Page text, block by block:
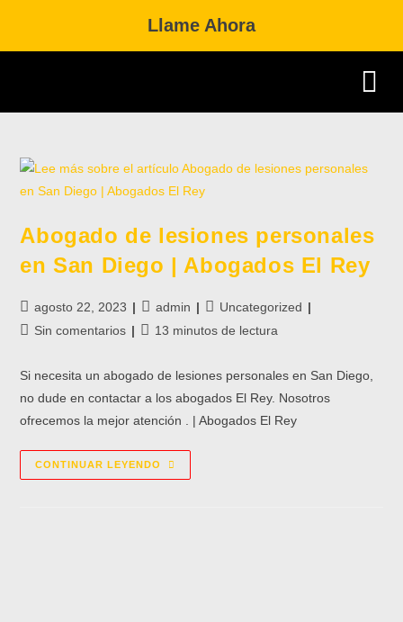
Llame Ahora
Abogado de lesiones personales
en San Diego | Abogados El Rey
agosto 22, 2023 admin
Uncategorized
Sin comentarios
13 minutos de lectura
Si necesita un abogado de lesiones personales en San Diego,
no dude en contactar a los abogados El Rey. Nosotros
ofrecemos la mejor atención . | Abogados El Rey
CONTINUAR LEYENDO